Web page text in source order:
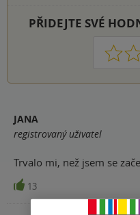
PŘIDEJTE SVÉ
1 2 3
JANA
registrovaný uživatel
Trvalo mi, než jsem se
13